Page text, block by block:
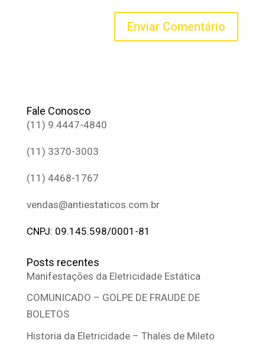
Fale Conosco
(11) 9.4447-4840
(11) 3370-3003
(11) 4468-1767
vendas@antiestaticos.com.br
CNPJ: 09.145.598/0001-81
Posts recentes
Manifestações da Eletricidade Estática
COMUNICADO – GOLPE DE FRAUDE DE
BOLETOS
Historia da Eletricidade – Thales de Mileto